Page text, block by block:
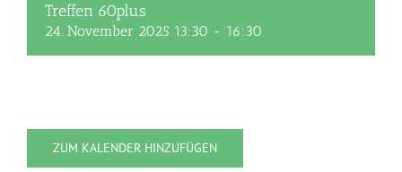
Treffen 60plus
24. November 2025 13:30 - 16:30
ZUM KALENDER HINZUFÜGEN